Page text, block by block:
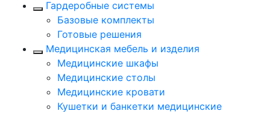
Гардеробные системы
Базовые комплекты
Готовые решения
Медицинская мебель и изделия
Медицинские шкафы
Медицинские столы
Медицинские кровати
Кушетки и банкетки медицинские